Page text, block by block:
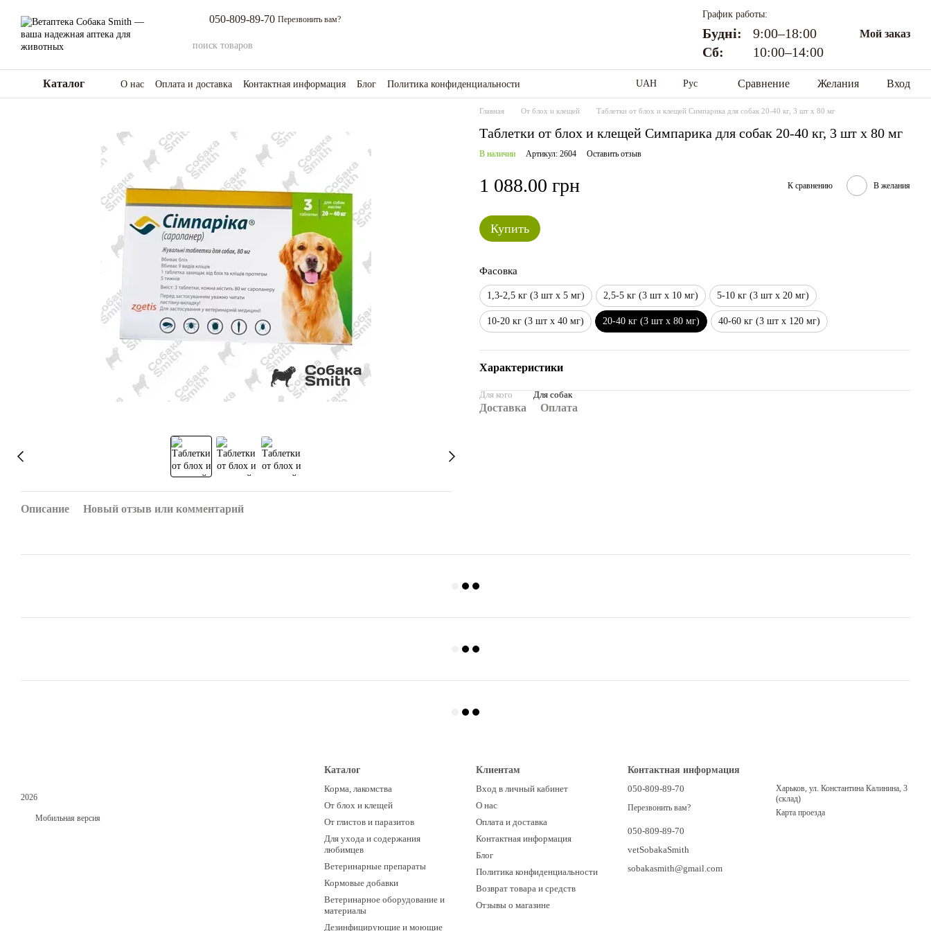
050-809-89-70 Перезвонить вам?
График работы:
Будні:
9:00–18:00
Сб:
10:00–14:00
Мой заказ
Каталог О нас Оплата и доставка Контактная информация Блог
Политика конфиденциальности
Возврат товара и средств
Отзывы о магазине
UAH Рус Сравнение Желания Вход
Описание Новый отзыв или комментарий
Главная От блох и клещей Таблетки от блох и клещей Симпарика для собак 20-40 кг, 3 шт х 80 мг
Таблетки от блох и клещей Симпарика для собак 20-40 кг, 3 шт х 80 мг
В наличии Артикул: 2604 Оставить отзыв
1 088.00 грн К сравнению В желания
Купить
Фасовка
1,3-2,5 кг (3 шт х 5 мг) 2,5-5 кг (3 шт х 10 мг) 5-10 кг (3 шт х 20 мг)
10-20 кг (3 шт х 40 мг) 20-40 кг (3 шт х 80 мг) 40-60 кг (3 шт х 120 мг)
Характеристики
Для кого Для собак
Доставка Оплата
2026
Мобильная версия
Каталог
Корма, лакомства
От блох и клещей
От глистов и паразитов
Для ухода и содержания
любимцев
Ветеринарные препараты
Кормовые добавки
Ветеринарное оборудование и
материалы
Дезинфицирующие и моющие
Клиентам
Вход в личный кабинет
О нас
Оплата и доставка
Контактная информация
Блог
Политика конфиденциальности
Возврат товара и средств
Отзывы о магазине
Контактная информация
050-809-89-70
Перезвонить вам?
050-809-89-70
vetSobakaSmith
sobakasmith@gmail.com
Харьков, ул. Константина Калинина, 3
(склад)
Карта проезда